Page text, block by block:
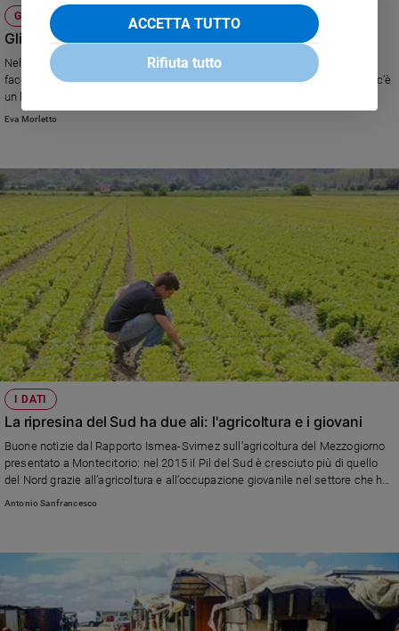
GIAPPONE
Gli orti di Fukushima rinascono in Europa
Nel cuore del quartiere Oberkampf, a due passi da quel Bataclan dalla
facciata multicolore in contrasto stridente con le emozioni che provoca, c’è
un locale dalla porta blu, che parla di speranza
Eva Morletto
I DATI
La ripresina del Sud ha due ali: l'agricoltura e i giovani
Buone notizie dal Rapporto Ismea-Svimez sull’agricoltura del Mezzogiorno
presentato a Montecitorio: nel 2015 il Pil del Sud è cresciuto più di quello
del Nord grazie all’agricoltura e all’occupazione giovanile nel settore che ha
segnato una crescita dell’11,3 per cento con 26.587 imprese condotte da
la povertà di soldi si accompagna alla povertà di relazioni»
Antonio Sanfrancesco
ACCETTA TUTTO
Rifiuta tutto